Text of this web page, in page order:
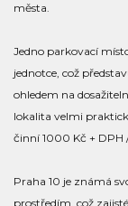
města.
Jedno parkovací
jednotce, což
ohledem na
lokalita velmi
činní 1000 Kč + DPH
Praha 10 je známá
prostředím, což